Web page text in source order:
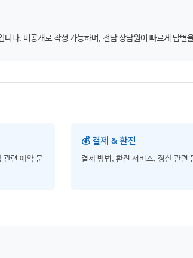
다. 비공개로 작성 가능하며, 전담 상담원이 빠르게 답변
관련 예약 문
💰 결제 & 환전
결제 방법, 환전 서비스, 정산 관련